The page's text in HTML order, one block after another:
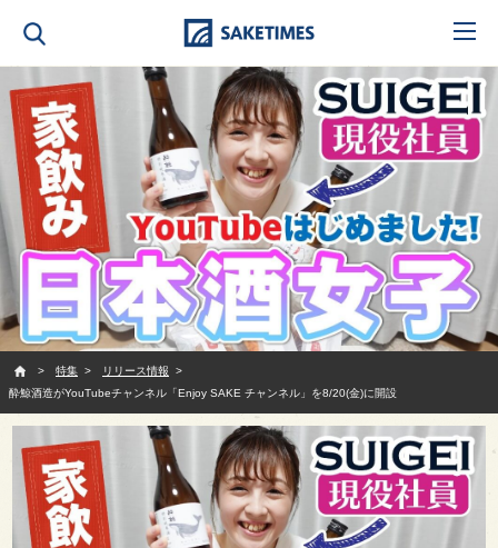
特集
リリース情報
酔鯨酒造がYouTubeチャンネル「Enjoy SAKE チャンネル」を8/20(金)に開設